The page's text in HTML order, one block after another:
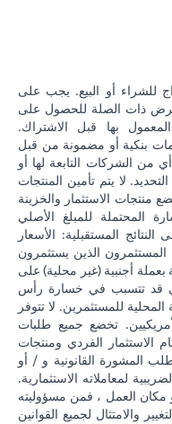
للشراء أو البيع. يجب على
ذات الصلة للحصول على
بها قبل الاشتراك.
بنكية أو مضمونة من قبل
الشركات التابعة لها أو
لا يتم تأمين المنتجات
منتجات الاستثمار والخزينة
المحتملة للمبلغ الأصلي
المستقبلية: الأسعار
الذين يستثمرون
أجنبية (غير محلية) على
قد تتسبب في خسارة رأس
المحلية للمستثمرين. لا تتوفر
تخضع جميع طلبات
الاستثمار الفردي ومنتجات
المشورة القانونية و / أو
لمعاملاته الاستثمارية.
أو مكان العمل ، فمن مسؤوليته
والامتثال لجميع القوانين